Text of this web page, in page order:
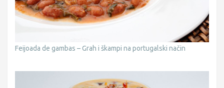
Feijoada de gambas – Grah i škampi na portugalski način